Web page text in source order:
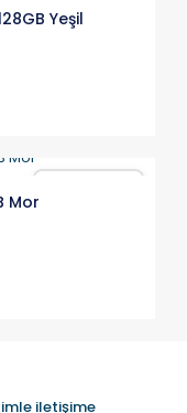
Yeşil
Mor
iletişime